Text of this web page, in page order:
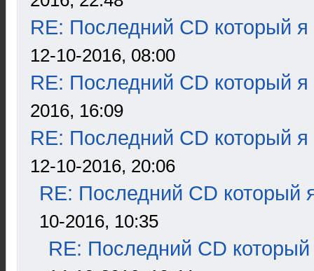
RE: Последний CD который я
12-10-2016, 08:00
RE: Последний CD который я
2016, 16:09
RE: Последний CD который я
12-10-2016, 20:06
RE: Последний CD который
10-2016, 10:35
RE: Последний CD который